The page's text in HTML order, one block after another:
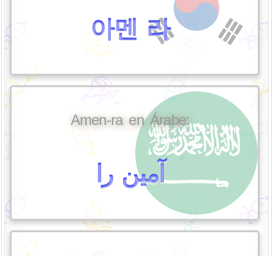
아멘 라
Amen-ra en Árabe:
آمين را